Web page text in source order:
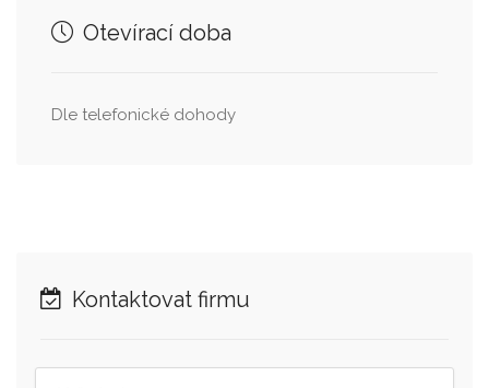
Otevírací doba
Dle telefonické dohody
Kontaktovat firmu